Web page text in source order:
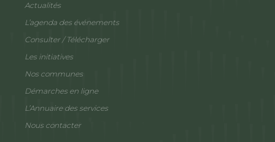
Actualités
L’agenda des événements
Consulter / Télécharger
Les initiatives
Nos communes
Démarches en ligne
L’Annuaire des services
Nous contacter